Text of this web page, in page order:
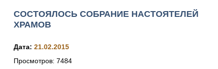
СОСТОЯЛОСЬ СОБРАНИЕ НАСТОЯТЕЛЕЙ
ХРАМОВ
Дата: 21.02.2015
Просмотров: 7484